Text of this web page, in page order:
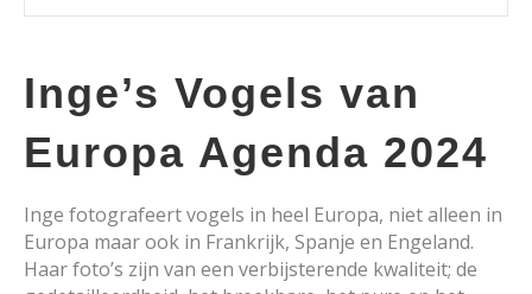
Inge’s Vogels van
Europa Agenda 2024
Inge fotografeert vogels in heel Europa, niet alleen in
Europa maar ook in Frankrijk, Spanje en Engeland.
Haar foto’s zijn van een verbijsterende kwaliteit; de